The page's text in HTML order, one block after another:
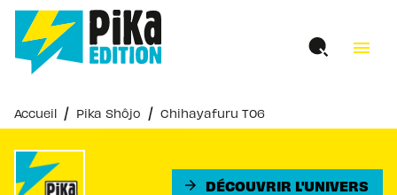
MENU RECHERCHE
PIED DE PAGE
menu
Accueil / Pika Shôjo / Chihayafuru T06
arrow_forward DÉCOUVRIR L'UNIVERS